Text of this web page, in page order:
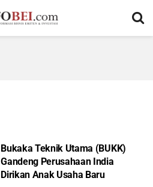
Bukaka Teknik Utama (BUKK)
Gandeng Perusahaan India
Dirikan Anak Usaha Baru